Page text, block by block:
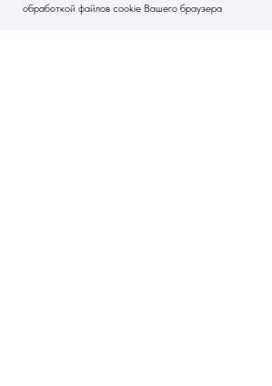
обработкой файлов cookie Вашего браузера